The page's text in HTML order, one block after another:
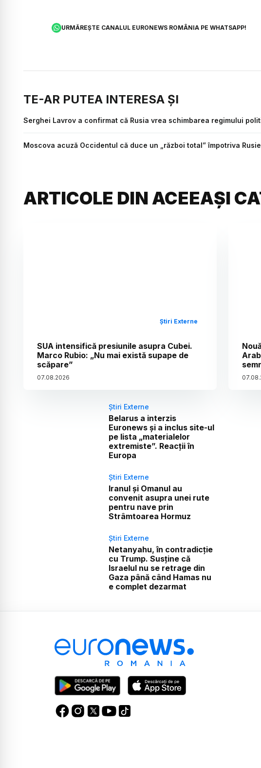
URMĂREȘTE CANALUL EURONEWS ROMÂNIA PE WHATSAPP!
TE-AR PUTEA INTERESA ȘI
Serghei Lavrov a confirmat că Rusia vrea schimbarea regimului
Moscova acuză Occidentul că duce un „război total” împotriva
ARTICOLE DIN ACEEAȘI
Știri Externe
SUA intensifică presiunile asupra Cubei.
Marco Rubio: „Nu mai există supape de
scăpare”
07.08.2026 07.08.
Știri Externe
Belarus a interzis
Euronews și a inclus site-ul
pe lista „materialelor
extremiste”. Reacții în
Europa
Știri Externe
Iranul și Omanul au
convenit asupra unei rute
pentru nave prin
Strâmtoarea Hormuz
Știri Externe
Netanyahu, în contradicție
cu Trump. Susține că
Israelul nu se retrage din
Gaza până când Hamas nu
e complet dezarmat